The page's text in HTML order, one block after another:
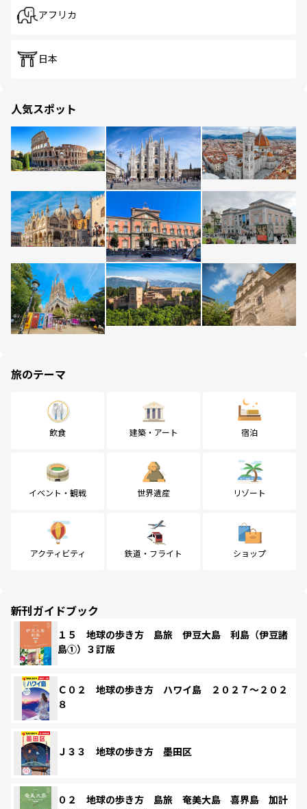
アフリカ
日本
人気スポット
旅のテーマ
飲食 建築・アート 宿泊
イベント・観戦 世界遺産 リゾート
アクティビティ 鉄道・フライト ショップ
新刊ガイドブック
１５ 地球の歩き方 島旅 伊豆大島 利島（伊豆諸
島①）３訂版
Ｃ０２ 地球の歩き方 ハワイ島 ２０２７～２０２
８
Ｊ３３ 地球の歩き方 墨田区
０２ 地球の歩き方 島旅 奄美大島 喜界島 加計